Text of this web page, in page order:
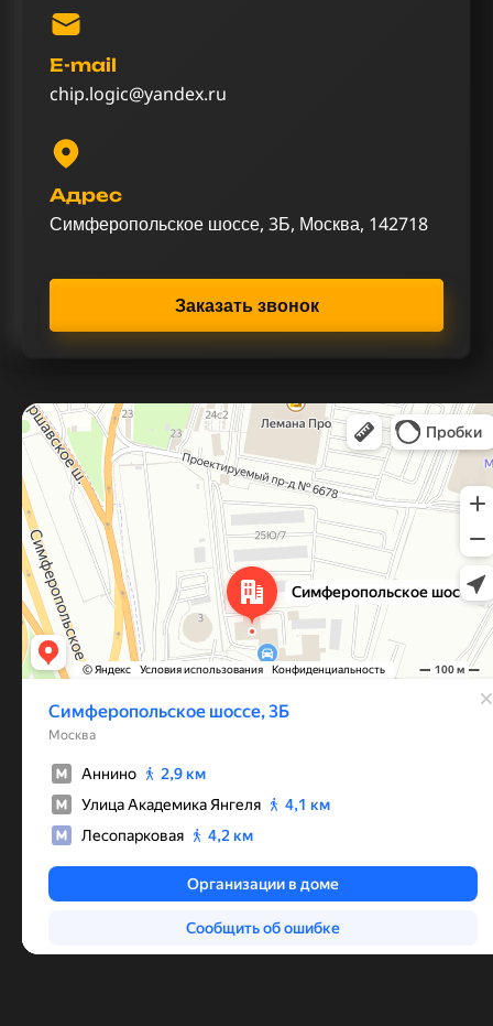
E-mail
chip.logic@yandex.ru
Адрес
Симферопольское шоссе, 3Б, Москва, 142718
Заказать звонок